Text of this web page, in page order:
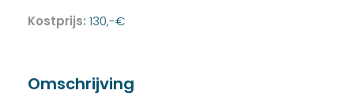
Kostprijs: 130,-€
Omschrijving